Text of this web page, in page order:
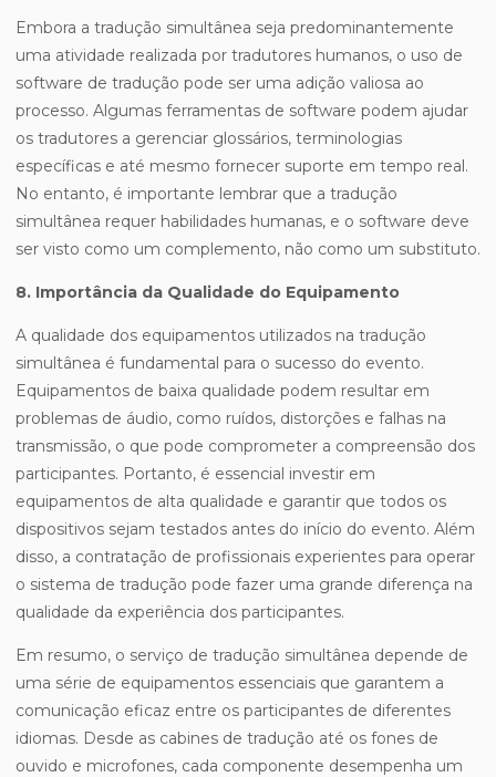
Embora a tradução simultânea seja predominantemente
uma atividade realizada por tradutores humanos, o uso de
software de tradução pode ser uma adição valiosa ao
processo. Algumas ferramentas de software podem ajudar
os tradutores a gerenciar glossários, terminologias
específicas e até mesmo fornecer suporte em tempo real.
No entanto, é importante lembrar que a tradução
simultânea requer habilidades humanas, e o software deve
ser visto como um complemento, não como um substituto.
8. Importância da Qualidade do Equipamento
A qualidade dos equipamentos utilizados na tradução
simultânea é fundamental para o sucesso do evento.
Equipamentos de baixa qualidade podem resultar em
problemas de áudio, como ruídos, distorções e falhas na
transmissão, o que pode comprometer a compreensão dos
participantes. Portanto, é essencial investir em
equipamentos de alta qualidade e garantir que todos os
dispositivos sejam testados antes do início do evento. Além
disso, a contratação de profissionais experientes para operar
o sistema de tradução pode fazer uma grande diferença na
qualidade da experiência dos participantes.
Em resumo, o serviço de tradução simultânea depende de
uma série de equipamentos essenciais que garantem a
comunicação eficaz entre os participantes de diferentes
idiomas. Desde as cabines de tradução até os fones de
ouvido e microfones, cada componente desempenha um